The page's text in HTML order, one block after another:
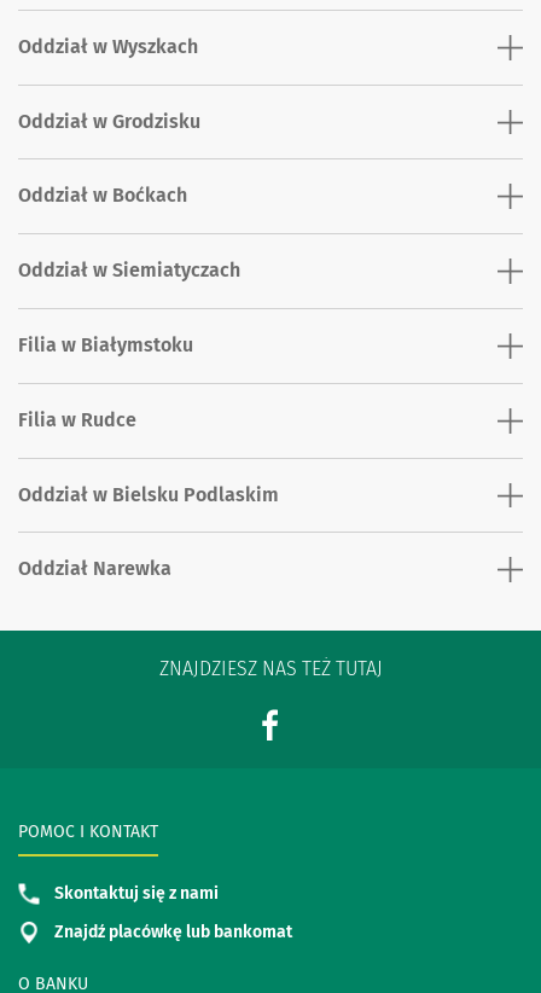
Oddział w Wyszkach
Oddział w Grodzisku
Oddział w Boćkach
Oddział w Siemiatyczach
Filia w Białymstoku
Filia w Rudce
Oddział w Bielsku Podlaskim
Oddział Narewka
ZNAJDZIESZ NAS TEŻ TUTAJ
O BANKU
POMOC I KONTAKT
Skontaktuj się z nami
Znajdź placówkę lub bankomat